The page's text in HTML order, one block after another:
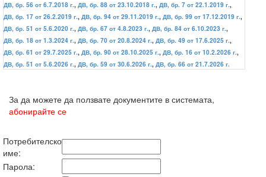
ДВ, бр. 56 от 6.7.2018 г., ДВ, бр. 88 от 23.10.2018 г., ДВ, бр. 7 от 22.1.2019 г.,
ДВ, бр. 17 от 26.2.2019 г., ДВ, бр. 94 от 29.11.2019 г., ДВ, бр. 99 от 17.12.2019 г.,
ДВ, бр. 51 от 5.6.2020 г., ДВ, бр. 67 от 4.8.2023 г., ДВ, бр. 84 от 6.10.2023 г.,
ДВ, бр. 18 от 1.3.2024 г., ДВ, бр. 70 от 20.8.2024 г., ДВ, бр. 49 от 17.6.2025 г.,
ДВ, бр. 61 от 29.7.2025 г., ДВ, бр. 90 от 28.10.2025 г., ДВ, бр. 16 от 10.2.2026 г.,
ДВ, бр. 51 от 5.6.2026 г., ДВ, бр. 59 от 30.6.2026 г., ДВ, бр. 66 от 21.7.2026 г.
За да можете да ползвате документите в системата,
абонирайте се
Потребителско
име:
Парола: